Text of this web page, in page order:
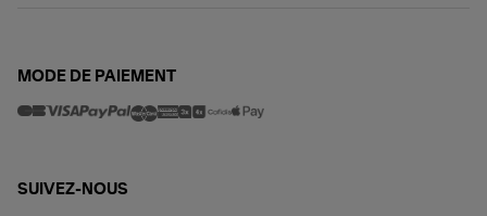
MODE DE PAIEMENT
SUIVEZ-NOUS